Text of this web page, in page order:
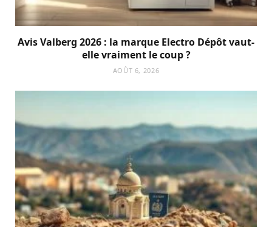
Avis Valberg 2026 : la marque Electro Dépôt vaut-
elle vraiment le coup ?
AOÛT 6, 2026